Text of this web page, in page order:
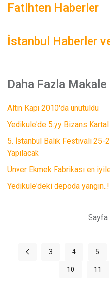
Fatihten Haberler
İstanbul Haberler
Daha Fazla
Altın Kapı 2010'da unutuldu
Yedikule'de 5.yy Bizans Kartal
5. İstanbul Balık Festivali 25-
Yapılacak
Ünver Ekmek Fabrikası en
Yedikule'deki depoda yangın..!
Sayfa
3 4 5
10 11